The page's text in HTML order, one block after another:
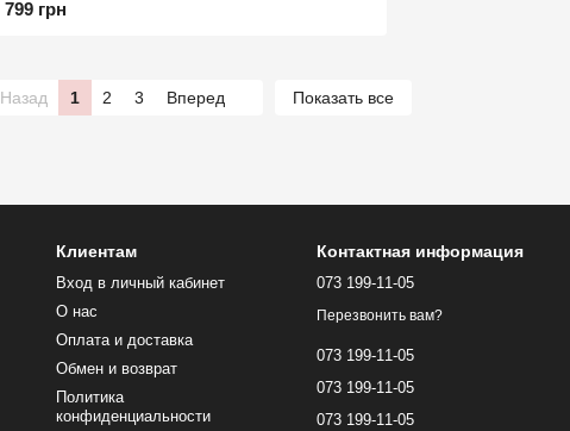
799 грн
Назад 1 2 3 Вперед Показать все
Клиентам
Вход в личный кабинет
О нас
Оплата и доставка
Обмен и возврат
Политика
конфиденциальности
Контактная информация
073 199-11-05
Перезвонить вам?
073 199-11-05
073 199-11-05
073 199-11-05